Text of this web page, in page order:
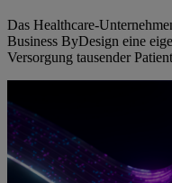
Das Healthcare-
Business ByDesign eine
Versorgung tausender